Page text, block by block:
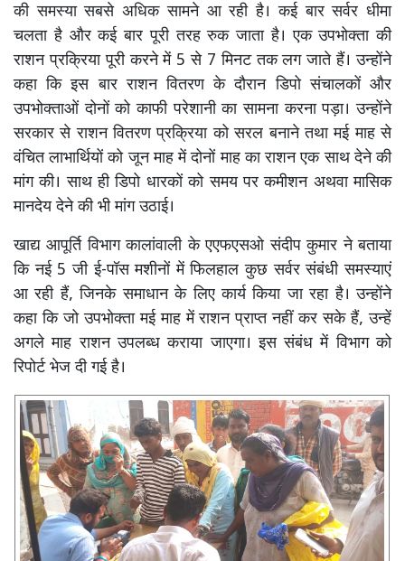
की समस्या सबसे अधिक सामने आ रही है। कई बार सर्वर धीमा
चलता है और कई बार पूरी तरह रुक जाता है। एक उपभोक्ता की
राशन प्रक्रिया पूरी करने में 5 से 7 मिनट तक लग जाते हैं। उन्होंने
कहा कि इस बार राशन वितरण के दौरान डिपो संचालकों और
उपभोक्ताओं दोनों को काफी परेशानी का सामना करना पड़ा। उन्होंने
सरकार से राशन वितरण प्रक्रिया को सरल बनाने तथा मई माह से
वंचित लाभार्थियों को जून माह में दोनों माह का राशन एक साथ देने की
मांग की। साथ ही डिपो धारकों को समय पर कमीशन अथवा मासिक
मानदेय देने की भी मांग उठाई।
खाद्य आपूर्ति विभाग कालांवाली के एएफएसओ संदीप कुमार ने बताया
कि नई 5 जी ई-पॉस मशीनों में फिलहाल कुछ सर्वर संबंधी समस्याएं
आ रही हैं, जिनके समाधान के लिए कार्य किया जा रहा है। उन्होंने
कहा कि जो उपभोक्ता मई माह में राशन प्राप्त नहीं कर सके हैं, उन्हें
अगले माह राशन उपलब्ध कराया जाएगा। इस संबंध में विभाग को
रिपोर्ट भेज दी गई है।